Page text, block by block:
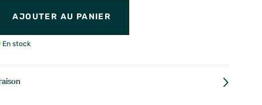
AJOUTER AU PANIER
En stock